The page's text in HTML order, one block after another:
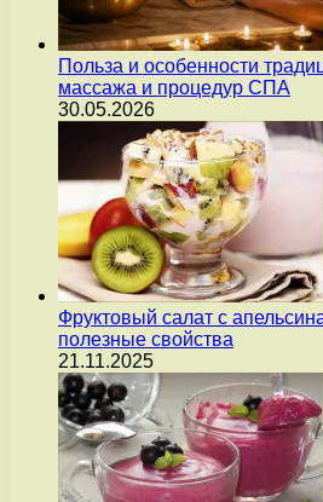
Польза и особенности
массажа и процедур СПА
30.05.2026
Фруктовый салат с
полезные свойства
21.11.2025